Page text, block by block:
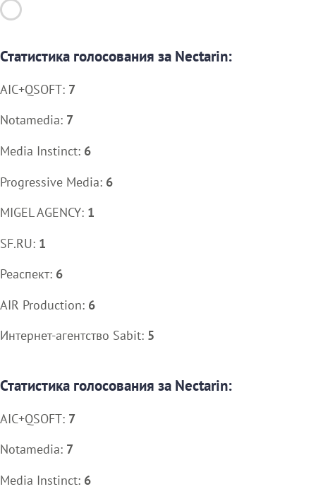
Статистика голосования за Nectarin:
AIC+QSOFT: 7
Notamedia: 7
Media Instinct: 6
Progressive Media: 6
MIGEL AGENCY: 1
SF.RU: 1
Реаспект: 6
AIR Production: 6
Интернет-агентство Sabit: 5
Статистика голосования за Nectarin:
AIC+QSOFT: 7
Notamedia: 7
Media Instinct: 6